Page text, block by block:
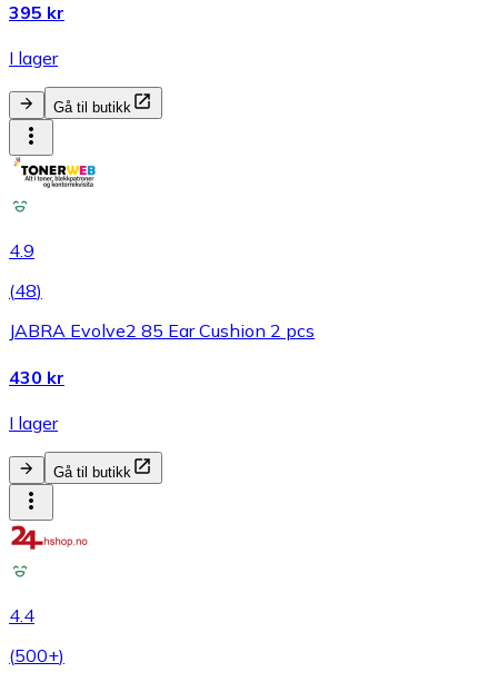
395 kr
I lager
Gå til butikk
4.9
(48)
JABRA Evolve2 85 Ear Cushion 2 pcs
430 kr
I lager
Gå til butikk
4.4
(500+)